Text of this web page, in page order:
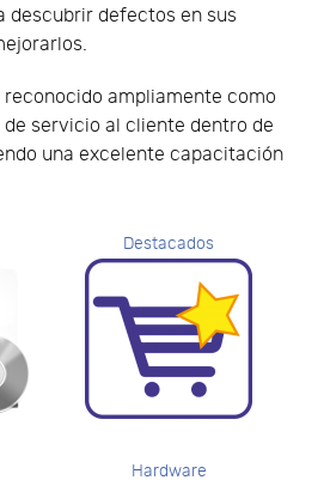
descubrir defectos en sus
ampliamente como
servicio al cliente dentro de
una excelente capacitación
Destacados
Hardware